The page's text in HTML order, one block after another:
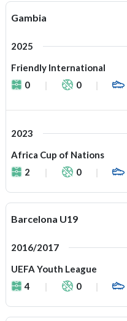
Gambia
2025
Friendly International
0
0
2023
Africa Cup of Nations
2
0
Barcelona U19
2016/2017
UEFA Youth League
4
0